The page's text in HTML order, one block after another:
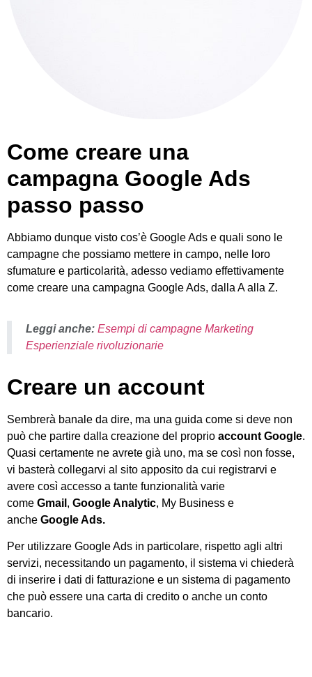
Come creare una
campagna Google Ads
passo passo
Abbiamo dunque visto cos’è Google Ads e quali sono le
campagne che possiamo mettere in campo, nelle loro
sfumature e particolarità, adesso vediamo effettivamente
come creare una campagna Google Ads, dalla A alla Z.
Leggi anche: Esempi di campagne Marketing
Esperienziale rivoluzionarie
Creare un account
Sembrerà banale da dire, ma una guida come si deve non
può che partire dalla creazione del proprio account Google.
Quasi certamente ne avrete già uno, ma se così non fosse,
vi basterà collegarvi al sito apposito da cui registrarvi e
avere così accesso a tante funzionalità varie
come Gmail , Google Analytic, My Business e
anche Google Ads.
Per utilizzare Google Ads in particolare, rispetto agli altri
servizi, necessitando un pagamento, il sistema vi chiederà
di inserire i dati di fatturazione e un sistema di pagamento
che può essere una carta di credito o anche un conto
bancario.